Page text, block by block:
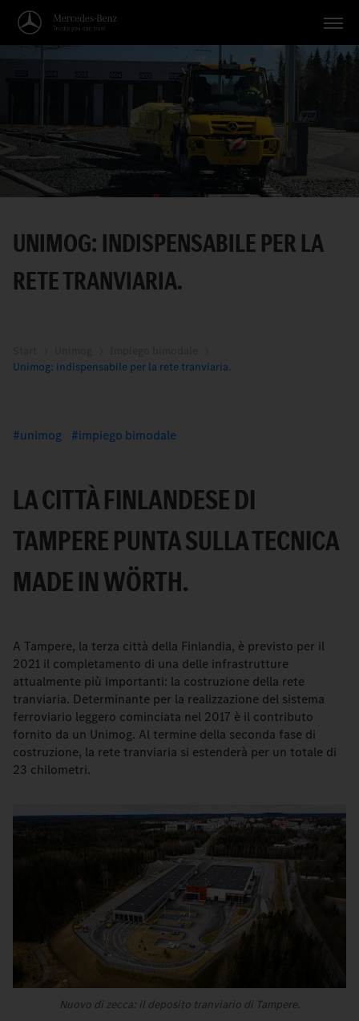
Veicoli
Temi
Servizio
Italiano
UNIMOG: INDISPENSABILE PER LA
RETE TRANVIARIA.
Unimog: indispensabile per la rete tranviaria.
unimog impiego bimodale
LA CITTÀ FINLANDESE DI
TAMPERE PUNTA SULLA TECNICA
MADE IN WÖRTH.
A Tampere, la terza città della Finlandia, è previsto per il
2021 il completamento di una delle infrastrutture
attualmente più importanti: la costruzione della rete
tranviaria. Determinante per la realizzazione del sistema
ferroviario leggero cominciata nel 2017 è il contributo
fornito da un Unimog. Al termine della seconda fase di
costruzione, la rete tranviaria si estenderà per un totale di
23 chilometri.
Nuovo di zecca: il deposito tranviario di Tampere.